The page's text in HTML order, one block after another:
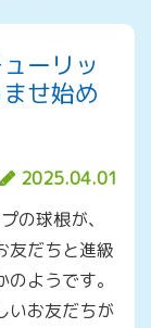
ーリッ
せ始め
2025.04.01
の球根が、
友だちと進級
ようです。
いお友だちが